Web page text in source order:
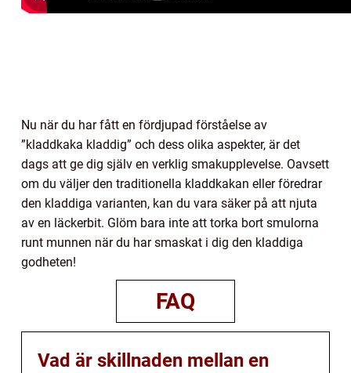
Nu när du har fått en fördjupad förståelse av
”kladdkaka kladdig” och dess olika aspekter, är det
dags att ge dig själv en verklig smakupplevelse. Oavsett
om du väljer den traditionella kladdkakan eller föredrar
den kladdiga varianten, kan du vara säker på att njuta
av en läckerbit. Glöm bara inte att torka bort smulorna
runt munnen när du har smaskat i dig den kladdiga
godheten!
FAQ
Vad är skillnaden mellan en